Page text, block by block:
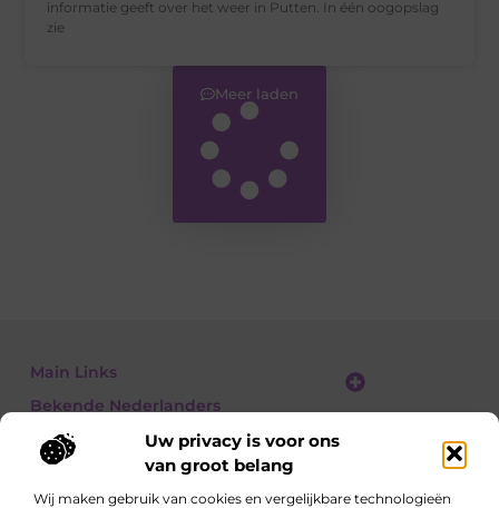
Uw privacy is voor ons
van groot belang
Wij maken gebruik van cookies en vergelijkbare technologieën
informatie geeft over het weer in Putten. In één oogopslag
zie
Meer laden
Main Links
Bekende Nederlanders